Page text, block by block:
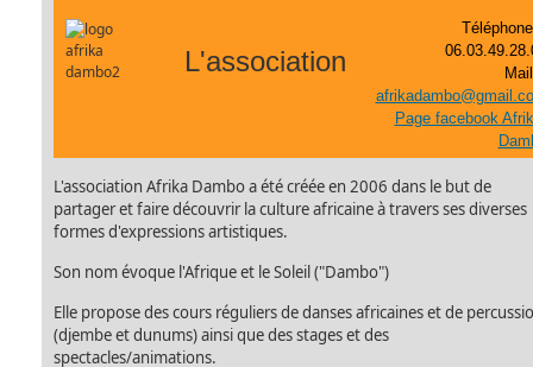
L'association
Page facebook
L'association Afrika Dambo a été créée en 2006 dans le but de
partager et faire découvrir la culture africaine à travers ses diverses
formes d'expressions artistiques.
Son nom évoque l'Afrique et le Soleil ("Dambo")
Elle propose des cours réguliers de danses africaines et de
(djembe et dunums) ainsi que des stages et des
spectacles/animations.